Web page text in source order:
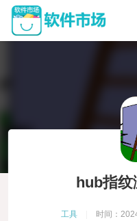
hub指纹
工具 时间：